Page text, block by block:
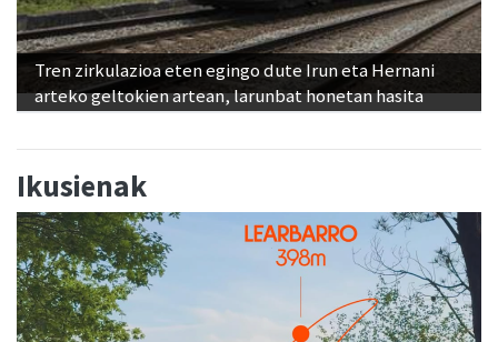
Tren zirkulazioa eten egingo dute Irun eta Hernani
arteko geltokien artean, larunbat honetan hasita
Ikusienak